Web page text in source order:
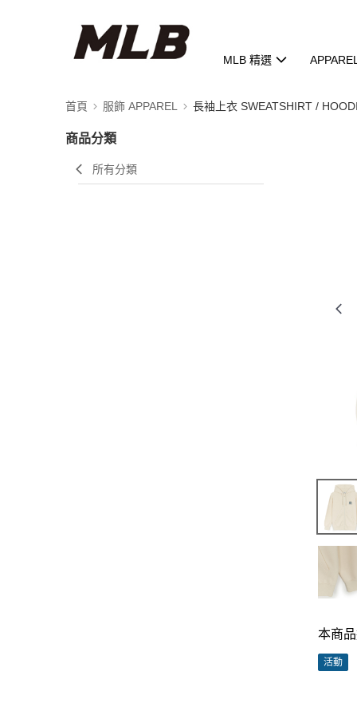
MLB 精選
首頁 服飾 APPAREL 長袖上衣 SWEATSHIRT /
商品分類
所有分類
本商
活動